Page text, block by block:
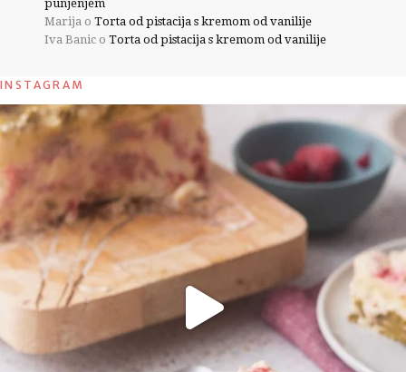
punjenjem
Marija o Torta od pistacija s kremom od vanilije
Iva Banic o Torta od pistacija s kremom od vanilije
INSTAGRAM